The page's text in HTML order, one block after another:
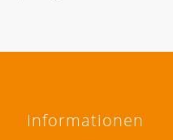
Informationen